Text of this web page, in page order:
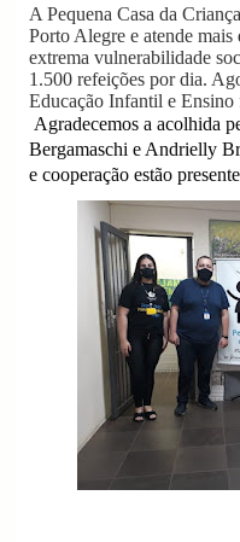
A Pequena Casa da
Porto Alegre e atende
extrema vulnerabilidade
1.500 refeições por dia.
Educação Infantil e
Agradecemos a acolhida
Bergamaschi e Andrielly
e cooperação estão